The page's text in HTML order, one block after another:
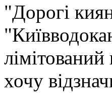
"Дорогі
хочу